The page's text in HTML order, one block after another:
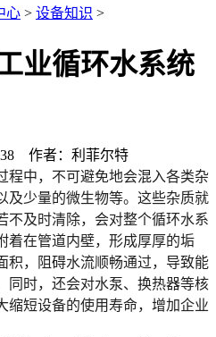
心 > 设备知识 >
业循环水系统
作者：利菲尔特
程中，不可避免地会混入各类杂
及少量的微生物等。这些杂质就
不及时清除，会对整个循环水系
着在管道内壁，形成厚厚的垢
积，阻碍水流顺畅通过，导致能
同时，还会对水泵、换热器等核
缩短设备的使用寿命，增加企业